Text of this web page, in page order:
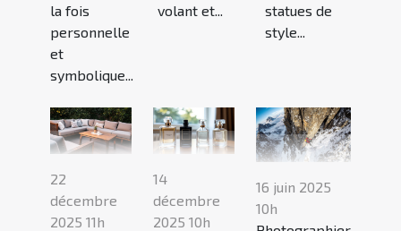
la fois
personnelle
et
symbolique...
volant et...
statues de
style...
22
décembre
2025 11h
14
décembre
2025 10h
16 juin 2025
10h